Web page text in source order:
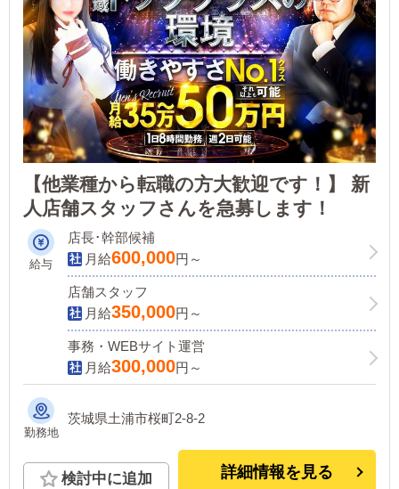
【他業種から転職の方大歓迎です！】 新
人店舗スタッフさんを急募します！
給与
店長･幹部候補
月給600,000円～
店舗スタッフ
月給350,000円～
事務・WEBサイト運営
月給300,000円～
勤務地
茨城県土浦市桜町2-8-2
検討中に追加 詳細情報を見る